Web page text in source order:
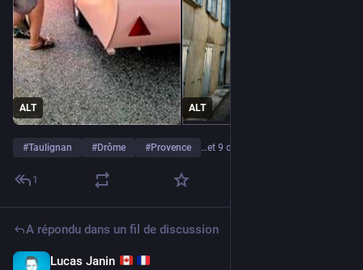
ALT ALT
#Taulignan #Drôme #Provence …et 9 de plus
1
A répondu dans un fil de discussion
Lucas Janin